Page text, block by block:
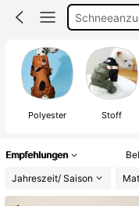
Hunde
Hunde
Polyester Stoff
Empfehlungen
Jahreszeit/ Saison